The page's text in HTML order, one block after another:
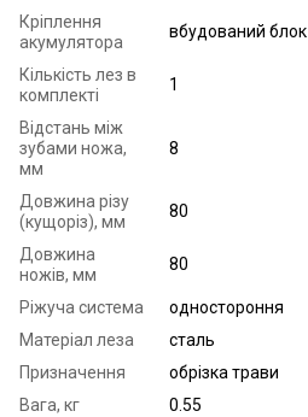
Кріплення
акумулятора
вбудований блок
Кількість лез в
комплекті
1
Відстань між
зубами ножа,
мм
8
Довжина різу
(кущоріз), мм
80
Довжина
ножів, мм
80
Ріжуча система
одностороння
Матеріал леза
сталь
Призначення
обрізка трави
Вага, кг
0.55